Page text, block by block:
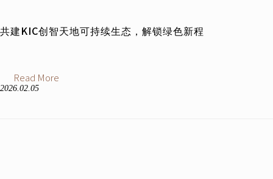
共建KIC创智天地可持续生态，解锁绿色新程
2026.02.05
Read More